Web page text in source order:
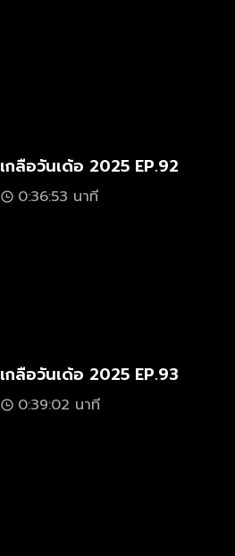
เกลือวันเด้อ 2025 EP.92
0:36:53 นาที
เกลือวันเด้อ 2025 EP.93
0:39:02 นาที